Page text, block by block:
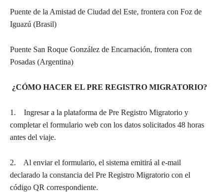
Puente de la Amistad de Ciudad del Este, frontera con Foz de
Iguazú (Brasil)
Puente San Roque González de Encarnación, frontera con
Posadas (Argentina)
¿CÓMO HACER EL PRE REGISTRO MIGRATORIO?
1. Ingresar a la plataforma de Pre Registro Migratorio y
completar el formulario web con los datos solicitados 48 horas
antes del viaje.
2. Al enviar el formulario, el sistema emitirá al e-mail
declarado la constancia del Pre Registro Migratorio con el
código QR correspondiente.